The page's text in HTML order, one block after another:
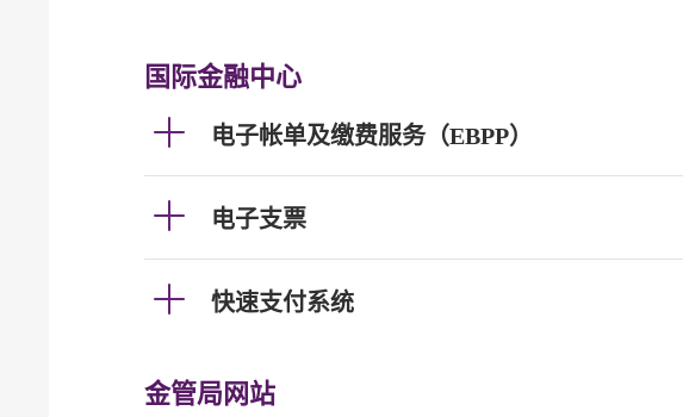
国际金融中心
电子帐单及缴费服务（EBPP）
电子支票
快速支付系统
金管局网站